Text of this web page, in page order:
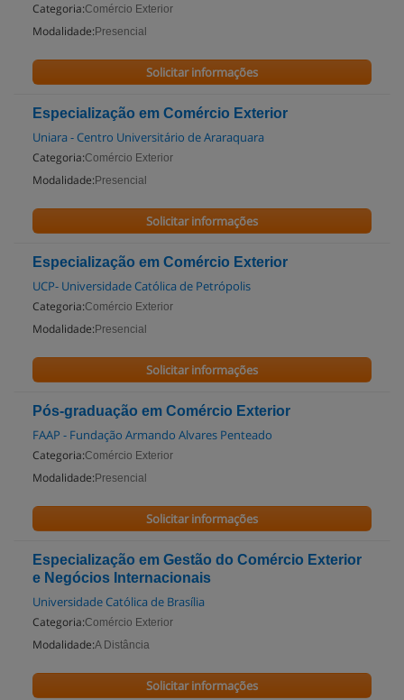
Categoria:Comércio Exterior
Modalidade: Presencial
Solicitar informações
Especialização em Comércio Exterior
Uniara - Centro Universitário de Araraquara
Categoria:Comércio Exterior
Modalidade: Presencial
Solicitar informações
Especialização em Comércio Exterior
UCP- Universidade Católica de Petrópolis
Categoria:Comércio Exterior
Modalidade: Presencial
Solicitar informações
Pós-graduação em Comércio Exterior
FAAP - Fundação Armando Alvares Penteado
Categoria:Comércio Exterior
Modalidade: Presencial
Solicitar informações
Especialização em Gestão do Comércio Exterior
e Negócios Internacionais
Universidade Católica de Brasília
Categoria:Comércio Exterior
Modalidade:A Distância
Solicitar informações